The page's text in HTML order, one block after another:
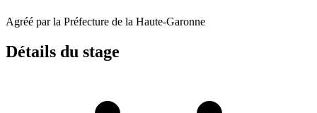
Agréé par la Préfecture de la Haute-Garonne
Détails du stage